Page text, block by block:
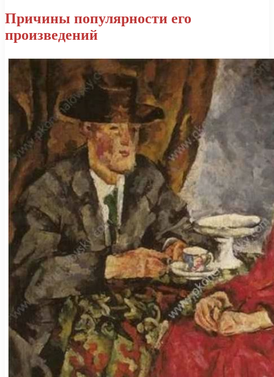
Причины популярности его
произведений